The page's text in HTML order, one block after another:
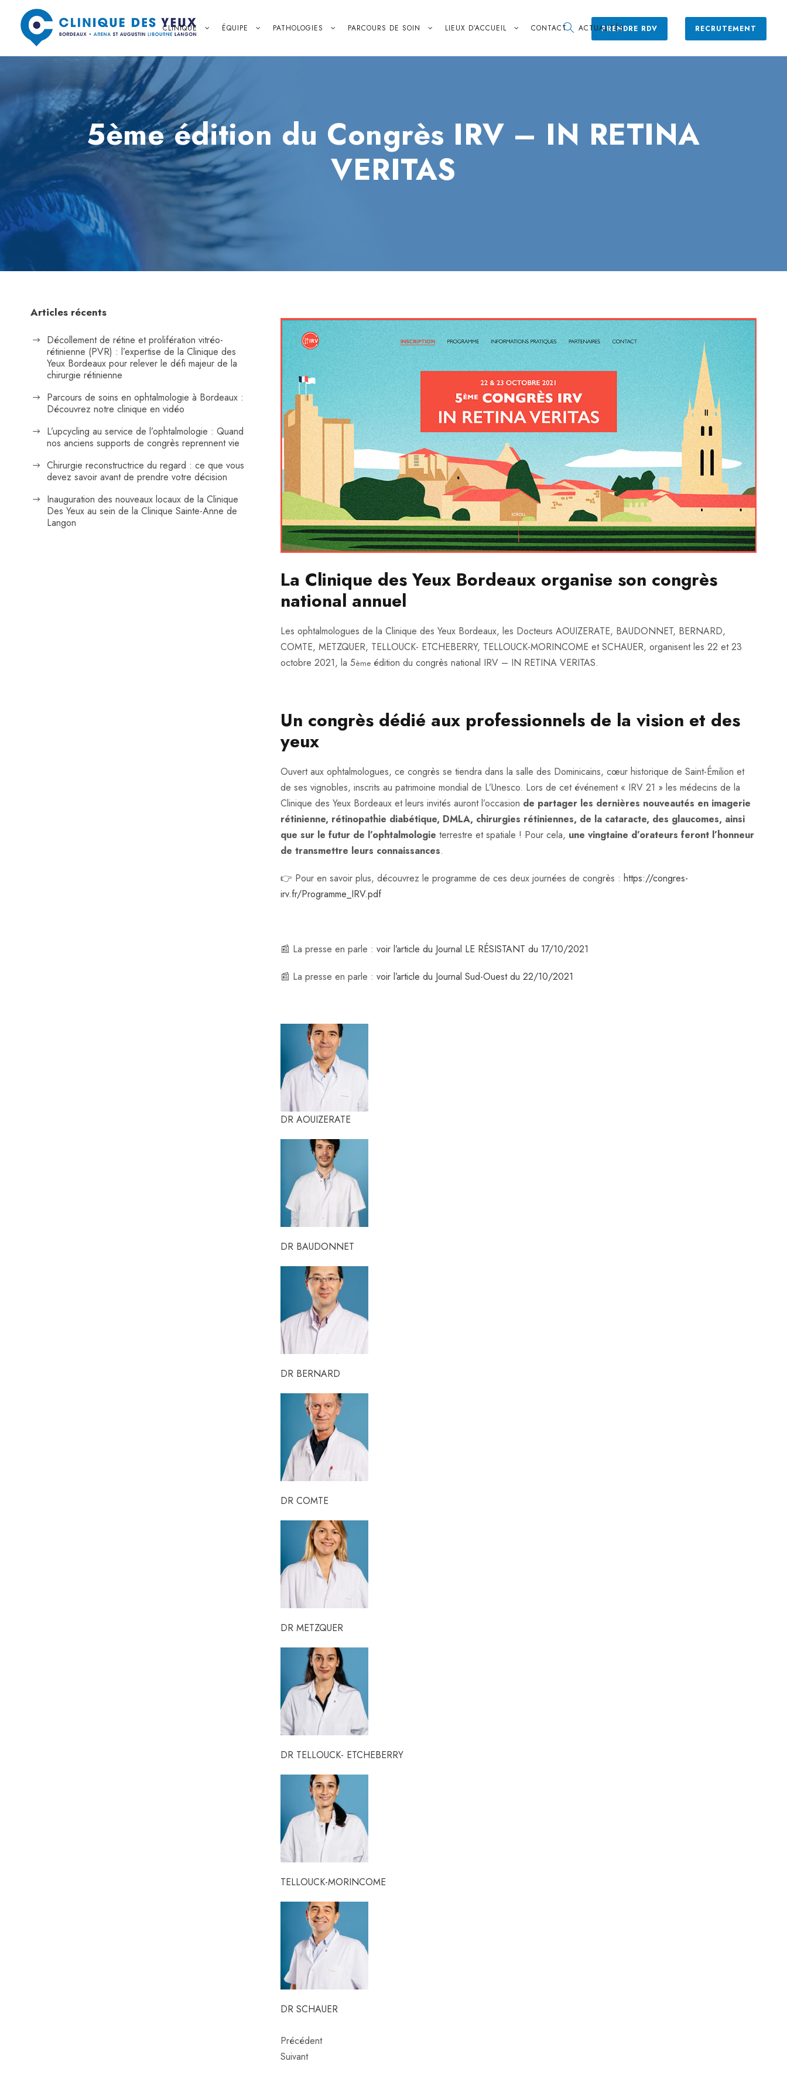
CLINIQUE ÉQUIPE PATHOLOGIES PARCOURS DE SOIN LIEUX D’ACCUEIL CONTACT ACTUALITÉSPRENDRE RDV RECRUTEMENT
5ème édition du Congrès IRV – IN RETINA
VERITAS
La Clinique des Yeux Bordeaux organise son congrès
national annuel
Les ophtalmologues de la Clinique des Yeux Bordeaux, les Docteurs AOUIZERATE, BAUDONNET, BERNARD,
COMTE, METZQUER, TELLOUCK- ETCHEBERRY, TELLOUCK-MORINCOME et SCHAUER, organisent les 22 et 23
octobre 2021, la 5èmeédition du congrès national IRV – IN RETINA VERITAS.
Un congrès dédié aux professionnels de la vision et des
yeux
Ouvert aux ophtalmologues, ce congrès se tiendra dans la salle des Dominicains, cœur historique de Saint-Émilion et
de ses vignobles, inscrits au patrimoine mondial de L’Unesco. Lors de cet événement « IRV 21 » les médecins de la
Clinique des Yeux Bordeaux et leurs invités auront l’occasion de partager les dernières nouveautés en imagerie
rétinienne, rétinopathie diabétique, DMLA, chirurgies rétiniennes, de la cataracte, des glaucomes, ainsi
que sur le futur de l’ophtalmologie terrestre et spatiale ! Pour cela, une vingtaine d’orateurs feront l’honneur
de transmettre leurs connaissances.
👉 Pour en savoir plus, découvrez le programme de ces deux journées de congrès : https://congres-
irv.fr/Programme_IRV.pdf
📰 La presse en parle : voir l’article du Journal LE RÉSISTANT du 17/10/2021
📰 La presse en parle : voir l’article du Journal Sud-Ouest du 22/10/2021
DR AOUIZERATE
DR BAUDONNET
DR BERNARD
DR COMTE
DR METZQUER
DR TELLOUCK- ETCHEBERRY
TELLOUCK-MORINCOME
DR SCHAUER
Précédent
Suivant
Articles récents
Décollement de rétine et prolifération vitréo-
rétinienne (PVR) : l’expertise de la Clinique des
Yeux Bordeaux pour relever le défi majeur de la
chirurgie rétinienne
Parcours de soins en ophtalmologie à Bordeaux :
Découvrez notre clinique en vidéo
L’upcycling au service de l’ophtalmologie : Quand
nos anciens supports de congrès reprennent vie
Chirurgie reconstructrice du regard : ce que vous
devez savoir avant de prendre votre décision
Inauguration des nouveaux locaux de la Clinique
Des Yeux au sein de la Clinique Sainte-Anne de
Langon